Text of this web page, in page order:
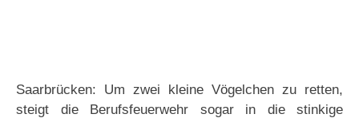
Saarbrücken: Um zwei kleine Vögelchen zu retten,
steigt die Berufsfeuerwehr sogar in die stinkige